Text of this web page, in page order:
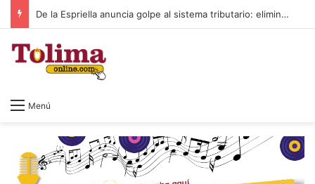
De la Espriella anuncia golpe al sistema tributario: eliminará el impuesto al patrimonio y el 4×1.000
Menú